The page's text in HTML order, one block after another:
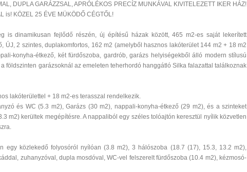
DUPLA GARÁZZSAL, APRÓLÉKOS PRECÍZ MUNKÁVAL KIVITELEZETT IKER HÁZ!
is! KÖZEL 25 ÉVE MÜKÖDŐ CÉGTŐL!
is dinamikusan fejlődő részén, új építésű házak között, 465 m2-es saját lekerített
ÚJ, 2 szintes, duplakomfortos, 162 m2 (amelyből hasznos lakóterület 144 m2 + 18 m2
konyha-étkező, két fürdőszoba, gardrób, garázs helyiségekből álló modern stílusú
földszinten garázsoknál az emeleten teherhordó hanggátló Silka falazattal találkoznak
lakóterülettel + 18 m2-es terasszal rendelkezik.
és WC (5.3 m2), Garázs (30 m2), nappali-konyha-étkező (29 m2), és a szinteket
m2) kerültek megépítésre. A nappaliból egy széles tolóajtón keresztül nyílik közvetlen
egy közlekedő folyosóról nyílóan (3.8 m2), 3 hálószoba (18.7 (17), 15.3, 13.2 m2),
zuhanyzóval, dupla mosdóval, WC-vel felszerelt fürdőszoba (10.4 m2), kézmosó-